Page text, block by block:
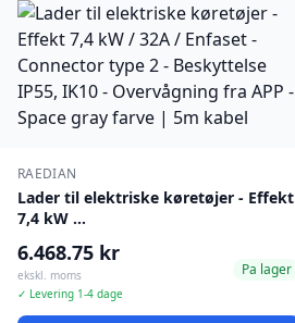
RAEDIAN
Lader til elektriske køretøjer - Effekt
7,4 kW …
6.468.75 kr
ekskl. moms
✓ Levering 1-4 dage
Pa lager